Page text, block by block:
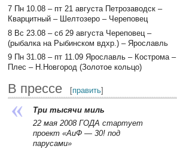
7 Пн 10.08 – пт 21 августа Петрозаводск –
Кварцитный – Шелтозеро – Череповец
8 Вс 23.08 – сб 29 августа Череповец –
(рыбалка на Рыбинском вдхр.) – Ярославль
9 Пн 31.08 – пт 11.09 Ярославль – Кострома –
Плес – Н.Новгород (Золотое кольцо)
В прессе [править]
Три тысячи миль
22 мая 2008 ГОДА стартует
проект «АиФ — 30! под
парусами»